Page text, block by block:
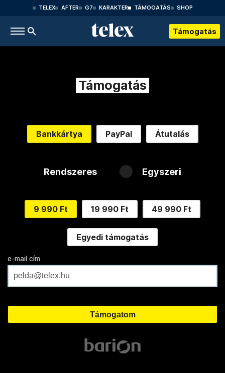
TELEX AFTER G7 KARAKTER TÁMOGATÁS SHOP
Támogatás
Támogatás
Bankkártya PayPal Átutalás
Rendszeres Egyszeri
9 990 Ft 19 990 Ft 49 990 Ft
Egyedi támogatás
e-mail cím